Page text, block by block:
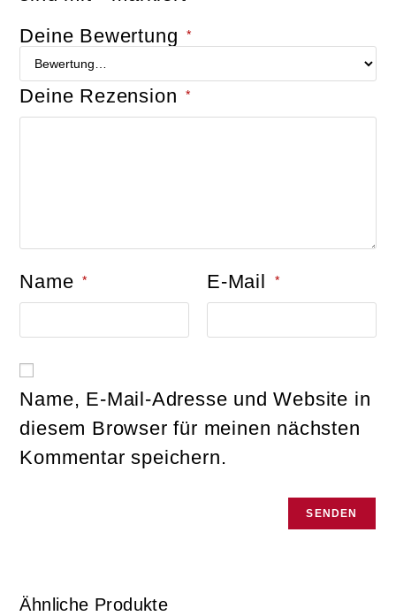
Deine Bewertung
*
Deine Rezension *
Name * E-Mail *
Name, E-Mail-Adresse und Website in
diesem Browser für meinen nächsten
Kommentar speichern.
Ähnliche Produkte